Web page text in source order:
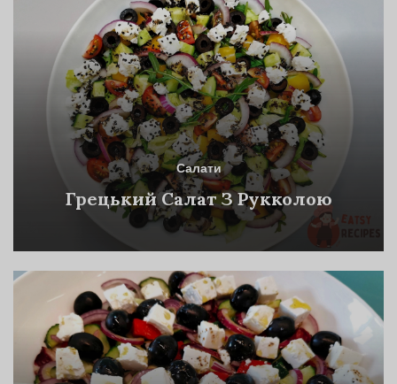
Салати
Грецький Салат З Рукколою